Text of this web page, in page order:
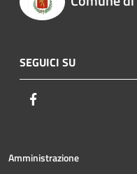
SEGUICI SU
Amministrazione